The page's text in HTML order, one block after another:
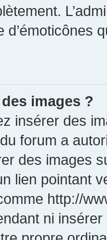
d’émoticônes
images ?
insérer des
forum a
des images
lien pointant
http://
ni